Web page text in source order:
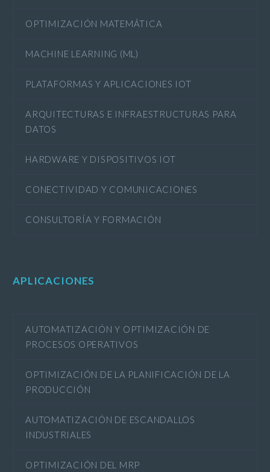
OPTIMIZACIÓN MATEMÁTICA
MACHINE LEARNING (ML)
PLATAFORMAS Y APLICACIONES IOT
ARQUITECTURAS E INFRAESTRUCTURAS PARA
DATOS
HARDWARE Y DISPOSITIVOS IOT
CONECTIVIDAD Y COMUNICACIONES
CONSULTORÍA Y FORMACIÓN
APLICACIONES
AUTOMATIZACIÓN Y OPTIMIZACIÓN DE
PROCESOS OPERATIVOS
OPTIMIZACIÓN DE LA PLANIFICACIÓN DE LA
PRODUCCIÓN
AUTOMATIZACIÓN DE ESCANDALLOS
INDUSTRIALES
OPTIMIZACIÓN DEL MRP